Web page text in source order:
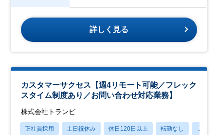
詳しく見る
カスタマーサクセス【週4リモート可能／フレック
スタイム制度あり／お問い合わせ対応業務】
株式会社トランビ
正社員採用 土日祝休み 休日120日以上 転勤なし フレッ